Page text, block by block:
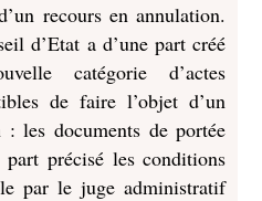
recours en annulation.
d’Etat a d’une part créé
catégorie d’actes
de faire l’objet d’un
les documents de portée
précisé les conditions
par le juge administratif